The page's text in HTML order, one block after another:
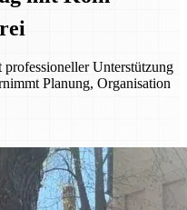
Unterstützung
Planung, Organisation